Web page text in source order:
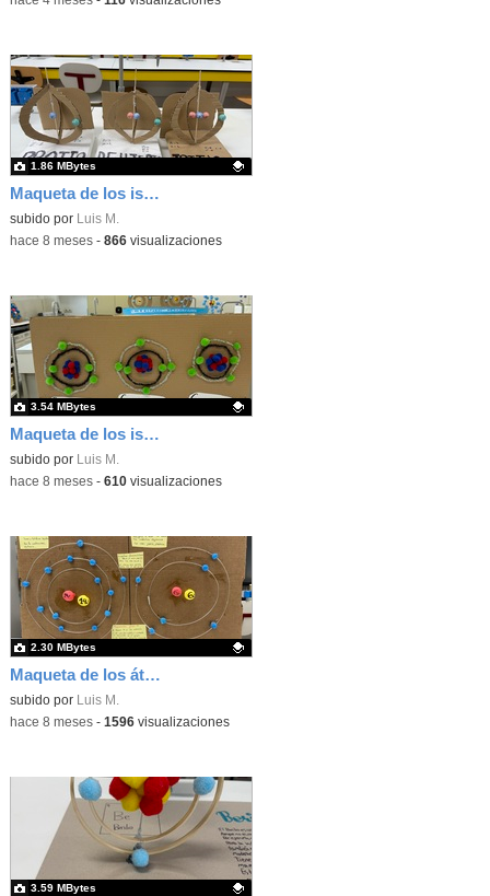
Maqueta de los isótopos del hidrógeno según el modelo atómico de Bohr
Contenido educativo.
subido por Luis M.
1.86 MBytes
-hace 8 meses- 866visualizaciones
Maqueta de los isótopos del carbono según el modelo atómico de Bohr
Contenido educativo.
subido por Luis M.
3.54 MBytes
-hace 8 meses- 610visualizaciones
Maqueta de los átomos de carbono y silicio según el modelo atómico de Bohr
Contenido educativo.
subido por Luis M.
2.30 MBytes
-hace 8 meses- 1596visualizaciones
3.59 MBytes